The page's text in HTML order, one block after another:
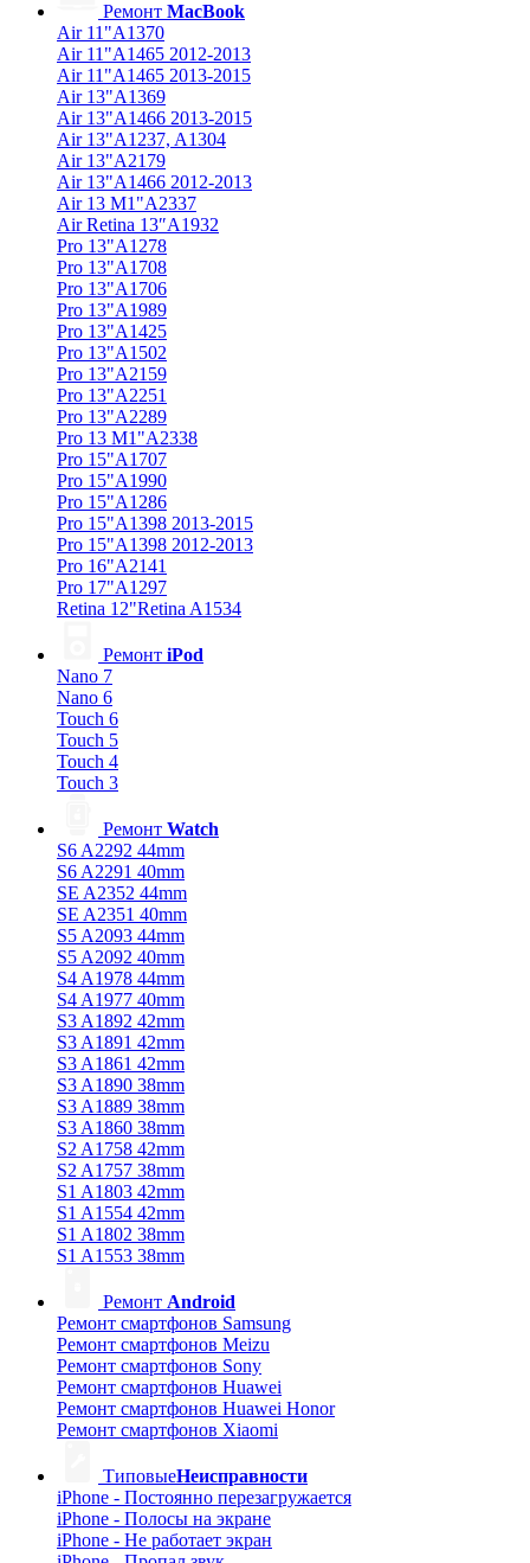
Ремонт MacBook
Air 11"A1370
Air 11"A1465 2012-2013
Air 11"A1465 2013-2015
Air 13"A1369
Air 13"A1466 2013-2015
Air 13"A1237, A1304
Air 13"A2179
Air 13"A1466 2012-2013
Air 13 M1"A2337
Air Retina 13″A1932
Pro 13"A1278
Pro 13"A1708
Pro 13"A1706
Pro 13"A1989
Pro 13"A1425
Pro 13"A1502
Pro 13"A2159
Pro 13"A2251
Pro 13"A2289
Pro 13 M1"A2338
Pro 15"A1707
Pro 15"A1990
Pro 15"A1286
Pro 15"A1398 2013-2015
Pro 15"A1398 2012-2013
Pro 16"A2141
Pro 17"A1297
Retina 12"Retina A1534
Ремонт iPod
Nano 7
Nano 6
Touch 6
Touch 5
Touch 4
Touch 3
Ремонт Watch
S6 A2292 44mm
S6 A2291 40mm
SE A2352 44mm
SE A2351 40mm
S5 A2093 44mm
S5 A2092 40mm
S4 A1978 44mm
S4 A1977 40mm
S3 A1892 42mm
S3 A1891 42mm
S3 A1861 42mm
S3 A1890 38mm
S3 A1889 38mm
S3 A1860 38mm
S2 A1758 42mm
S2 A1757 38mm
S1 A1803 42mm
S1 A1554 42mm
S1 A1802 38mm
S1 A1553 38mm
Ремонт Android
Ремонт смартфонов Samsung
Ремонт смартфонов Meizu
Ремонт смартфонов Sony
Ремонт смартфонов Huawei
Ремонт смартфонов Huawei Honor
Ремонт смартфонов Xiaomi
ТиповыеНеисправности
iPhone - Постоянно перезагружается
iPhone - Полосы на экране
iPhone - Не работает экран